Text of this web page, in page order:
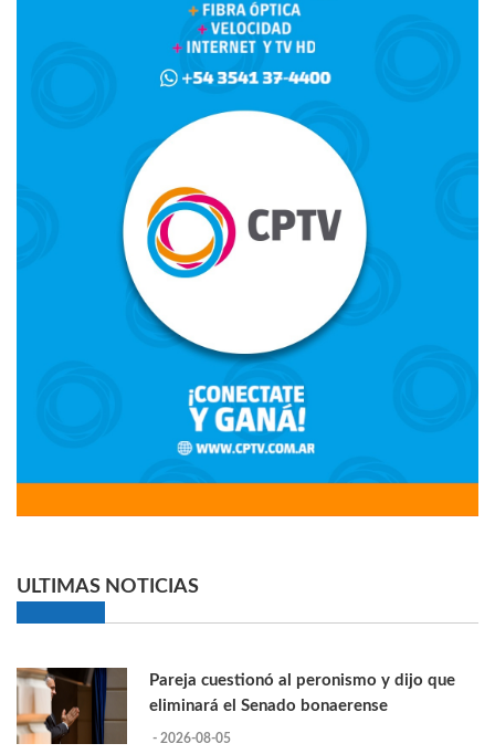
ULTIMAS NOTICIAS
Pareja cuestionó al peronismo y dijo que
eliminará el Senado bonaerense
- 2026-08-05